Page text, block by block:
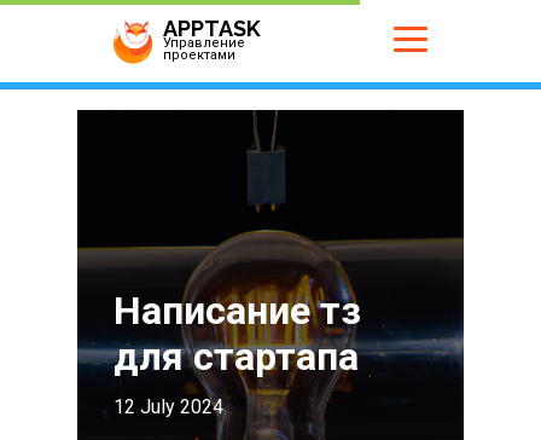
APPTASK
Управление
проектами
Написание тз
для стартапа
12 July 2024